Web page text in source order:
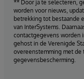
** Door ja te selecteren,
worden voor nieuws,
betrekking tot bestaande
van InterSystems.
contactgegevens worden
gehost in de Verenigde
overeenstemming met de
gegevensbescherming.